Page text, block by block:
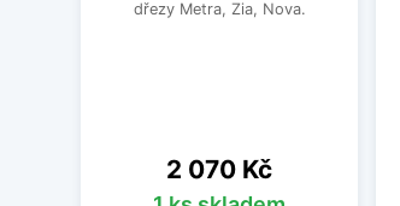
dřezy Metra, Zia, Nova.
Cena
2 070 Kč